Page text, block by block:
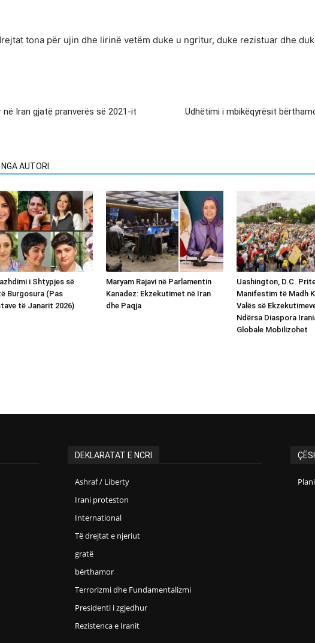
tona për ujin dhe lirinë vetëm duke u ngritur, duke rezistuar dhe
Iran gjatë pranverës së 2021-it
Udhëtimi i mbikëqyrësit
AUTORI
i Shtypjes së
Burgosura (Pas
të Janarit 2026)
Maryam Rajavi në Parlamentin
Kanadez: Ekzekutimet në Iran
dhe Paqja
Uashington, D.C.
Manifestim të Madh
Valës së
Ndërsa Diaspora
Globale Mobilizohet
DEKLARATAT E NCRI
Ashraf / Liberty
Irani proteston
International
Të drejtat e njeriut
gratë
bërthamor
Terrorizmi dhe Fundamentalizmi
Presidenti i zgjedhur
Rezistenca e Iranit